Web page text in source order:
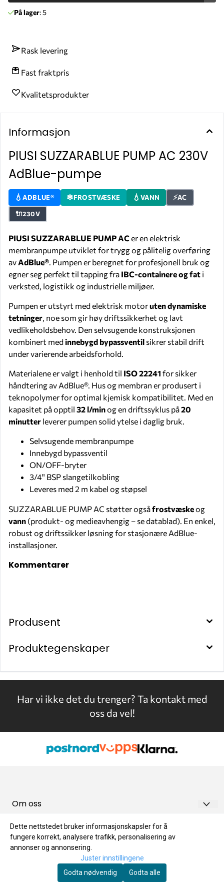
På lager: 5
Rask levering
Fast fraktpris
Kvalitetsprodukter
Informasjon
PIUSI SUZZARABLUE PUMP AC 230V
AdBlue-pumpe
ADBLUE® FROSTVÆSKE VANN AC
230V
PIUSI SUZZARABLUE PUMP ACer en elektrisk
membranpumpe utviklet for trygg og pålitelig overføring
av AdBlue® . Pumpen er beregnet for profesjonell bruk og
egner seg perfekt til tapping fra IBC-containere og fat i
verksted, logistikk og industrielle miljøer.
Pumpen er utstyrt med elektrisk motoruten dynamiske
tetninger , noe som gir høy driftssikkerhet og lavt
vedlikeholdsbehov. Den selvsugende konstruksjonen
kombinert medinnebygd bypassventil sikrer stabil drift
under varierende arbeidsforhold.
Materialene er valgt i henhold til ISO 22241 for sikker
håndtering av AdBlue®. Hus og membran er produsert i
teknopolymer for optimal kjemisk kompatibilitet. Med en
kapasitet på opptil 32 l/minog en driftssyklus på20
minutter leverer pumpen solid ytelse i daglig bruk.
Selvsugende membranpumpe
Innebygd bypassventil
ON/OFF-bryter
3/4" BSP slangetilkobling
Leveres med 2 m kabel og støpsel
SUZZARABLUE PUMP AC støtter ogsåfrostvæskeog
vann (produkt- og medieavhengig – se datablad). En enkel,
robust og driftssikker løsning for stasjonære AdBlue-
installasjoner.
Kommentarer
Produsent
Produktegenskaper
Har vi ikke det du trenger? Ta kontakt med
oss da vel!
Om oss
GREEN FUELS AS
Ringsakervegen 631
Org. nr. NO 987 756 233 MVA
Meny
Frakt og levering
Kundeservice
Registrer deg for å motta nyheter og tilbud!
Dette nettstedet bruker informasjonskapsler for å
fungere korrekt, analysere trafikk, personalisering av
annonser og annonsering.
Juster innstillingene
Godta nødvendig
Godta alle